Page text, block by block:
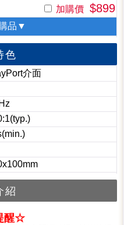
加購價 $899
品▼
色
介面
紹
醒☆